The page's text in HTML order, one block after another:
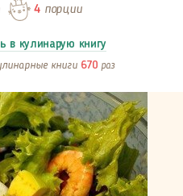
4порции
в кулинарую книгу
книги 670 раз